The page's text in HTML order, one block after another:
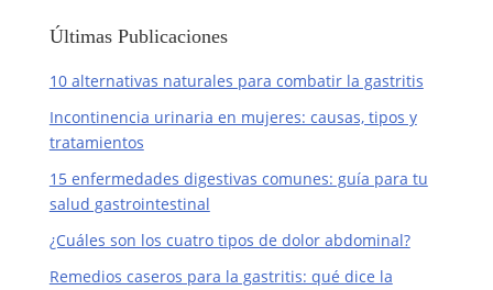
Últimas Publicaciones
10 alternativas naturales para combatir la gastritis
Incontinencia urinaria en mujeres: causas, tipos y
tratamientos
15 enfermedades digestivas comunes: guía para tu
salud gastrointestinal
¿Cuáles son los cuatro tipos de dolor abdominal?
Remedios caseros para la gastritis: qué dice la